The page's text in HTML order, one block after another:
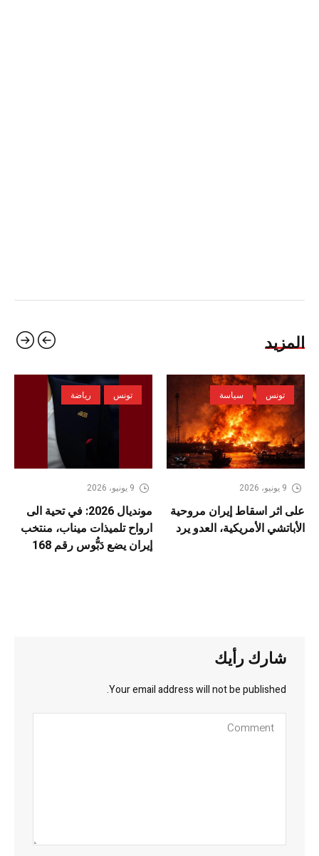
المزيد
تونس سياسة
9 يونيو، 2026
على اثر اسقاط إيران مروحية
الأباتشي الأمريكية، العدو يرد
تونس رياضة
9 يونيو، 2026
مونديال 2026: في تحية الى
ارواح تلميذات ميناب، منتخب
إيران يضع دَبُّوس رقم 168
شارك رأيك
Your email address will not be published.